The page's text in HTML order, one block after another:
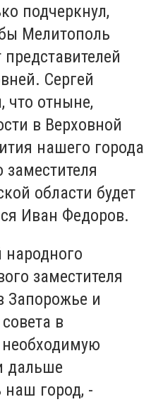
подчеркнул,
Мелитополь
Сергей
что отныне,
в Верховной
нашего города
области будет
Иван Федоров.
заместителя
Запорожье и
в
дальше
город, -